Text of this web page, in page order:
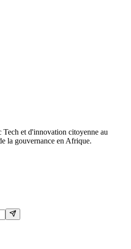
et d'innovation citoyenne au
la gouvernance en Afrique.